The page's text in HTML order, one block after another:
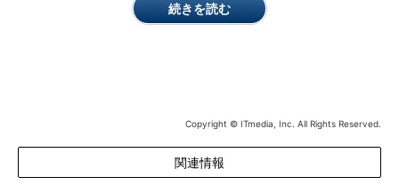
続きを読む
Copyright © ITmedia, Inc. All Rights Reserved.
関連情報